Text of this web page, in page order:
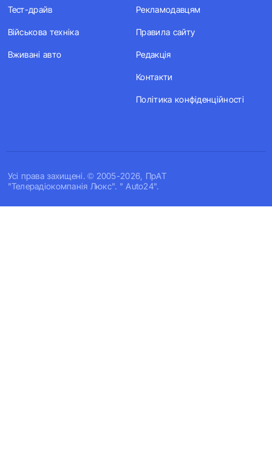
Усi права захищенi. © 2005-2026, ПрАТ
"Телерадіокомпанія Люкс". " Auto24".
Тест-драйв
Військова техніка
Вживані авто
Рекламодавцям
Правила сайту
Редакція
Контакти
Політика конфіденційності